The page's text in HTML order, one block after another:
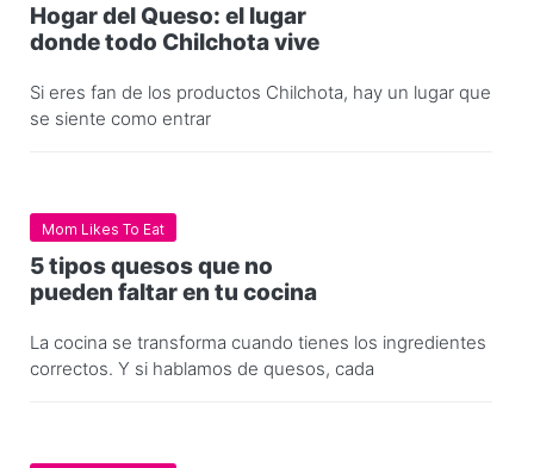
Hogar del Queso: el lugar
donde todo Chilchota vive
Si eres fan de los productos Chilchota, hay un lugar que
se siente como entrar
Mom Likes To Eat
5 tipos quesos que no
pueden faltar en tu cocina
La cocina se transforma cuando tienes los ingredientes
correctos. Y si hablamos de quesos, cada